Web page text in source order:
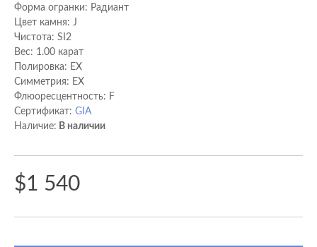
Форма огранки: Радиант
Цвет камня: J
Чистота: SI2
Вес: 1.00 карат
Полировка: EX
Cимметрия: EX
Флюоресцентность: F
Сертификат: GIA
Наличие: В наличии
$1 540